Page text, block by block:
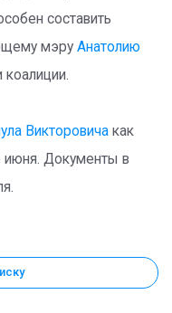
составить
мэру Анатолию
коалиции.
Викторовича как
июня. Документы в